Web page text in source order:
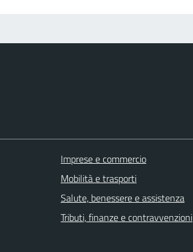
Imprese e commercio
Mobilità e trasporti
Salute, benessere e assistenza
Tributi, finanze e contravvenzioni